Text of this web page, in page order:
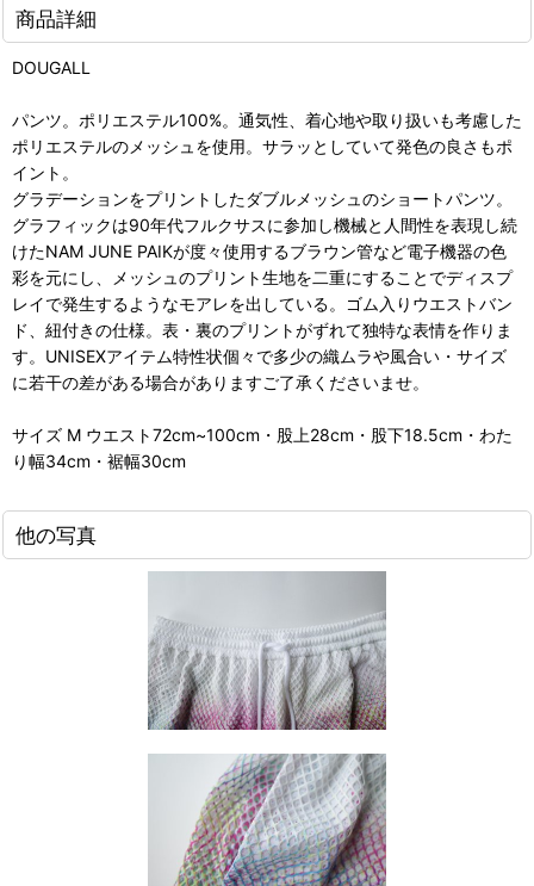
商品詳細
DOUGALL
パンツ。ポリエステル100%。通気性、着心地や取り扱いも考慮した
ポリエステルのメッシュを使用。サラッとしていて発色の良さもポ
イント。
グラデーションをプリントしたダブルメッシュのショートパンツ。
グラフィックは90年代フルクサスに参加し機械と人間性を表現し続
けたNAM JUNE PAIKが度々使用するブラウン管など電子機器の色
彩を元にし、メッシュのプリント生地を二重にすることでディスプ
レイで発生するようなモアレを出している。ゴム入りウエストバン
ド、紐付きの仕様。表・裏のプリントがずれて独特な表情を作りま
す。UNISEXアイテム特性状個々で多少の織ムラや風合い・サイズ
に若干の差がある場合がありますご了承くださいませ。
サイズ M ウエスト72cm~100cm・股上28cm・股下18.5cm・わた
り幅34cm・裾幅30cm
他の写真